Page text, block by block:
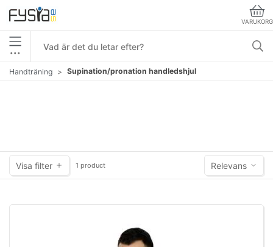
VARUKORG
•••
Handträning Supination/pronation handledshjul
Visa filter 1 product Relevans